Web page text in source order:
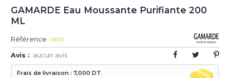
GAMARDE Eau Moussante Purifiante 200
ML
Référence : 6693
Avis : aucun avis
Frais de livraison : 7,000 DT